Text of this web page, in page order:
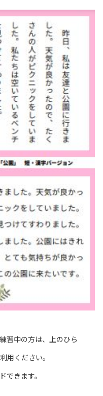
習中の方は、上のひら
用ください。
できます。